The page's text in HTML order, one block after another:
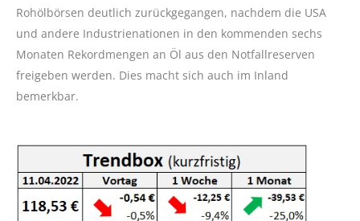
Rohölbörsen deutlich zurückgegangen, nachdem die USA
und andere Industrienationen in den kommenden sechs
Monaten Rekordmengen an Öl aus den Notfallreserven
freigeben werden. Dies macht sich auch im Inland
bemerkbar.